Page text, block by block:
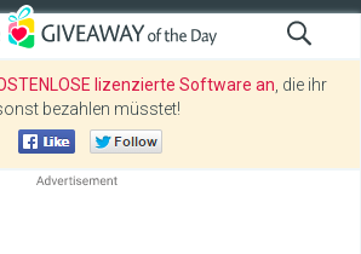
lizenzierte Software an , die ihr
bezahlen müsstet!